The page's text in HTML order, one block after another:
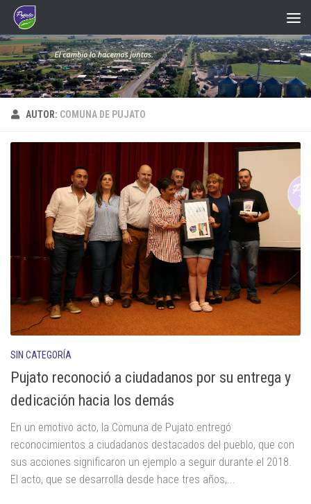
Saltar al contenido
AUTOR: COMUNA DE PUJATO
SIN CATEGORÍA
Pujato reconoció a ciudadanos por su entrega y
dedicación hacia los demás
En un emotivo acto, la Comuna de Pujato entregó
reconocimientos a ciudadanos destacados del pueblo, que con
sus acciones significaron un ejemplo a seguir durante el 2018.
El acto, que se desarrolla desde hace tres años,...